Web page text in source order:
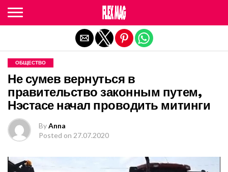
ОБЩЕСТВО
Не сумев вернуться в
правительство законным путем,
Нэстасе начал проводить митинги
ByAnna
Posted on 27.07.2020
Exit mobile version